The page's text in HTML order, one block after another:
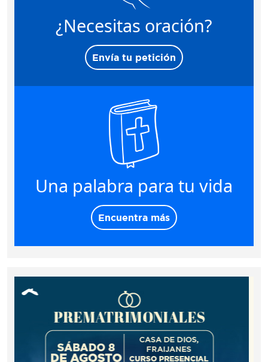
¿Necesitas oración?
Envía tu petición
Una palabra para tu vida
Encuentra más